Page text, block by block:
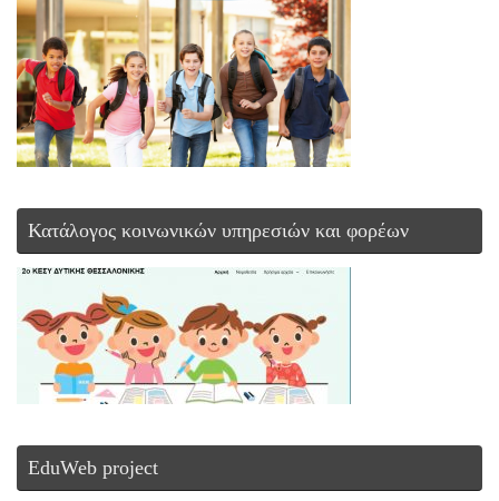
Κατάλογος κοινωνικών υπηρεσιών και φορέων
EduWeb project